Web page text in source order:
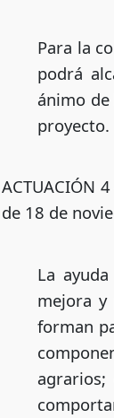
Para la
podrá
ánimo
proyecto.
ACTUACIÓN
de 18 de
La
mejora y
forman